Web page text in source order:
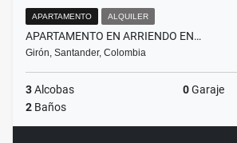
APARTAMENTO ALQUILER
APARTAMENTO EN ARRIENDO EN…
Girón, Santander, Colombia
3Alcobas 0Garaje
2 Baños